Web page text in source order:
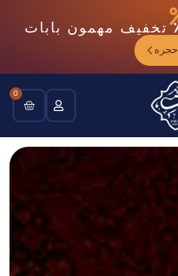
تخفیف مهمون بابات
حجره
0